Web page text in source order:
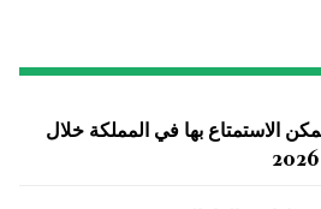
الاستمتاع بها في المملكة خلال